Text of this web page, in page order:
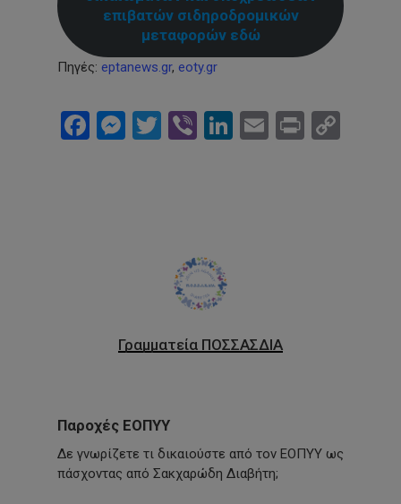
επιβατών σιδηροδρομικών
μεταφορών εδώ
Πηγές: eptanews.gr, eoty.gr
Facebook
Messenger
Twitter
ViberLinkedIn
Email
Print
Γραμματεία ΠΟΣΣΑΣΔΙΑ
Παροχές ΕΟΠΥΥ
Δε γνωρίζετε τι δικαιούστε από τον ΕΟΠΥΥ ως
πάσχοντας από Σακχαρώδη Διαβήτη;